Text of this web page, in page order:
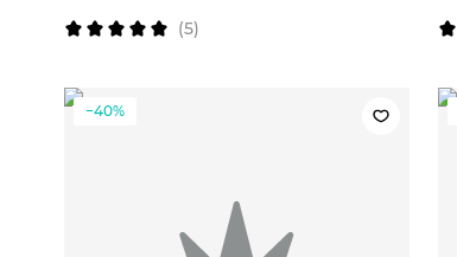
(5)
−40%